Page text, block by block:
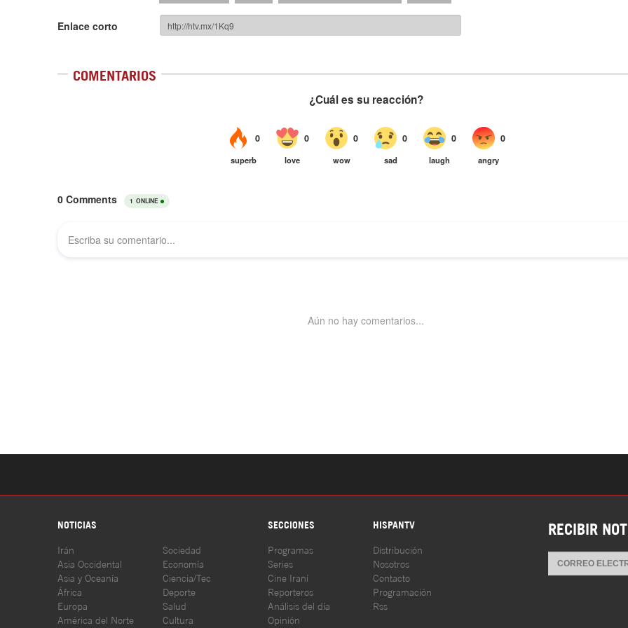
Enlace corto
COMENTARIOS
NOTICIAS SECCIONES HISPANTV
Irán
Asia Occidental
Asia y Oceanía
África
Europa
América del Norte
Sociedad
Economía
Ciencia/Tec
Deporte
Salud
Cultura
Programas
Series
Cine Iraní
Reporteros
Análisis del día
Opinión
Distribución
Nosotros
Contacto
Programación
Rss
RECIBIR